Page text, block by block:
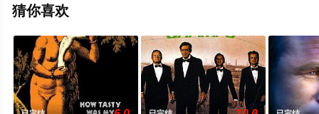
德里,莎伦·帕拉,杰尼克·本尼特,罗伯特·G·哈里斯,杰西·伦斯
电影，手机免费观看高清无删减完整版电影大全就上天堂
电影网，更多相关信息可移步至豆瓣电影、电视猫或剧情
网等平台了解。
猜你喜欢